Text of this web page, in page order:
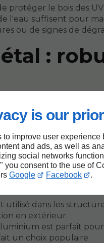
is our
to improve user experience
and ads, as well as
social networks
you consent to the use of
Google Facebook .
protéger le bois des
l'eau suffisent pour
ou de signes de
:
en raison de leur
offrant ainsi
et l'aluminium
utilisé dans les
en extérieur.
est parfait
un choix populaire.